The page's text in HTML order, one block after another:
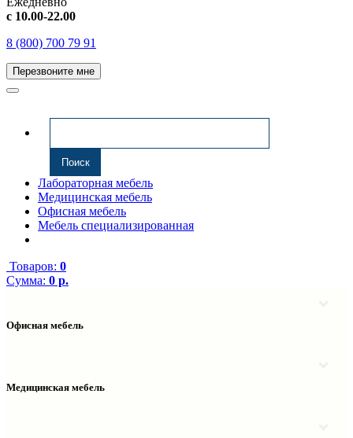
с 10.00-22.00
8 (800) 700 79 91
Перезвоните мне
Лабораторная мебель
Медицинская мебель
Офисная мебель
Мебель специализированная
Товаров: 0
Сумма: 0 р.
Офисная мебель
Надстройки
Медицинская мебель